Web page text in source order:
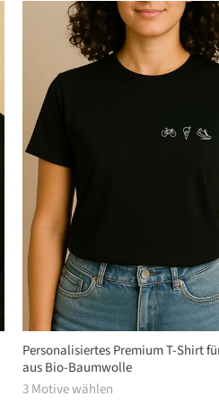
Personalisiertes Premium T-Shirt
aus Bio-Baumwolle
3 Motive wählen